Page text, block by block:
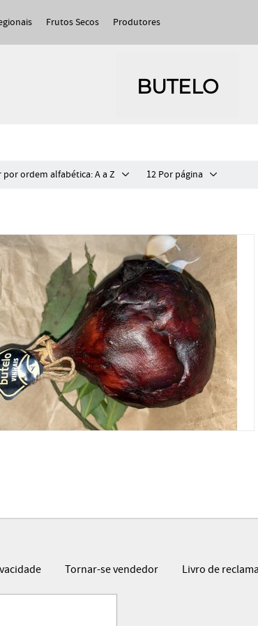
Frutos Secos Produtores
BUTELO
por ordem alfabética: A a Z 12 Por página
Tornar-se vendedor Livro de